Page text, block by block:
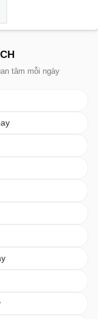
tâm mỗi ngày